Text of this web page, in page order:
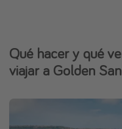
Qué hacer y qué
viajar a Golden